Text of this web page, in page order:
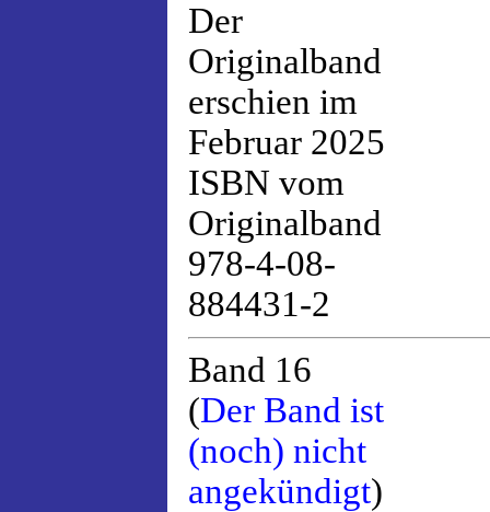
Der
Originalband
erschien im
Februar 2025
ISBN vom
Originalband
978-4-08-
884431-2
Band 16
(Der Band ist
(noch) nicht
angekündigt)